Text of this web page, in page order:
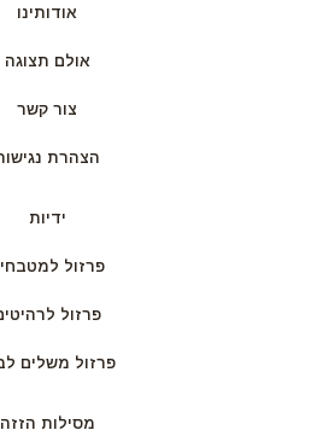
אודותינו
אולם תצוגה
צור קשר
הצהרת נגישות
ידיות
פרזול למטבחים
פרזול לרהיטים
פרזול משלים לבית
מסילות הזזה